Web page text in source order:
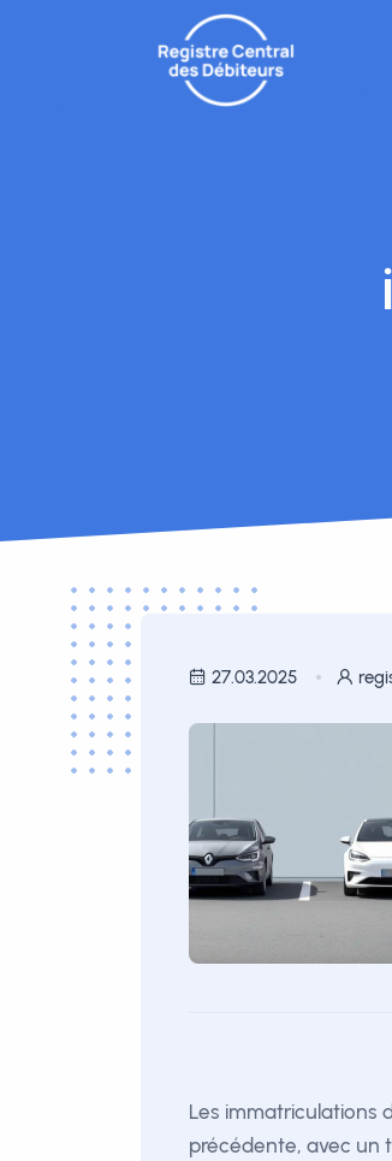
27.03.2025
Les immatriculations
précédente, avec un